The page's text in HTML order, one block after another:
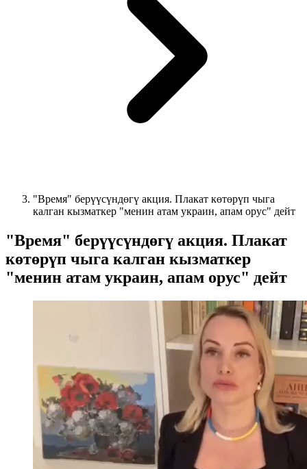
"Время" берүүсүндөгү акция. Плакат көтөрүп чыга
калган кызматкер "менин атам украин, апам орус" дейт
"Время" берүүсүндөгү акция. Плакат
көтөрүп чыга калган кызматкер
"менин атам украин, апам орус" дейт